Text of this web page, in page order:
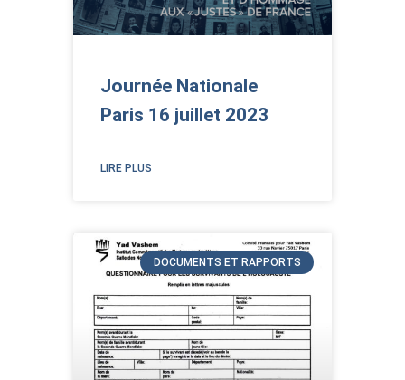
Journée Nationale
Paris 16 juillet 2023
LIRE PLUS
DOCUMENTS ET RAPPORTS